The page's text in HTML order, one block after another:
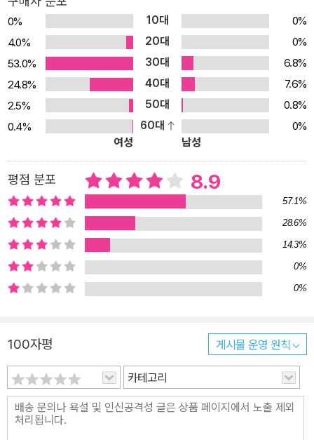
해 호랑이 잡은 오누이까지, 시종일관 킥킥 웃음 짓게 한다. 입에서 입
으로 전해 내려온 구비 문학으로서의 특징을 살리기 위해 할머니가
손자들에게 들려주는 듯한 입말과 리듬, 가락을 살려 반복해서 소리
내어 읽고 들어도 지루하지 않게 재미를 더했다. 독특한 구성과 유머
넘치는 그림 붓 자국이 휙휙 나는 시원시원한 터치와 노랑, 빨강, 파랑
이 주조를 이루는 대담한 색감이 유쾌하고 해학적인 이야기를 잘 살
려 준다. 호랑이를 골탕 먹이는 인물들과 호랑이의 다양한 표정과 몸
짓들 또한 보는 재미를 더한다. 다섯 가지 이야기를 각각 3장면으로
재구성하여 이야기 전개가 빨라 지루할 틈이 없다.
0% 10대
0%
4.0%
20대
0%
53.0%
30대
6.8%
24.8%
40대
7.6%
2.5%
50대
0.8%
0.4%
60대
0%
여성
남성
평점 분포 8.9
57.1%
28.6%
14.3%
0%
0%
100자평 게시물 운영 원칙
카테고리